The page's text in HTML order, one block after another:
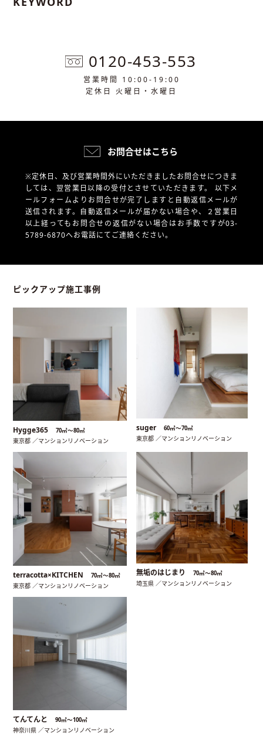
0120-453-553
営業時間 10:00-19:00
定休日 火曜日・水曜日
お問合せはこちら
※定休日、及び営業時間外にいただきましたお問合せにつきま
しては、翌営業日以降の受付とさせていただきます。 以下メ
ールフォームよりお問合せが完了しますと自動返信メールが
送信されます。自動返信メールが届かない場合や、
２営業日
以上経ってもお問合せの返信がない場合はお手数ですが03-
5789-6870へお電話にてご連絡ください。
ピックアップ施工事例
Hygge365 70㎡〜80㎡
東京都 ／マンションリノベーション
suger 60㎡〜70㎡
東京都 ／マンションリノベーション
terracotta×KITCHEN 70㎡〜80㎡
東京都 ／マンションリノベーション
無垢のはじまり 70㎡〜80㎡
埼玉県 ／マンションリノベーション
てんてんと 90㎡〜100㎡
神奈川県 ／マンションリノベーション